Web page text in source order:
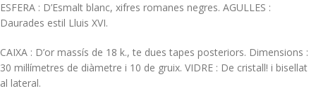
ESFERA : D’Esmalt blanc, xifres romanes negres. AGULLES :
Daurades estil Lluis XVI.
CAIXA : D’or massís de 18 k., te dues tapes posteriors. Dimensions :
30 mil·límetres de diàmetre i 10 de gruix. VIDRE : De cristall! i bisellat
al lateral.